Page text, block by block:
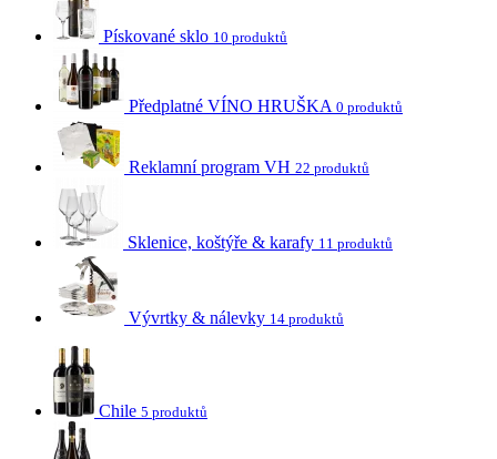
Pískované sklo 10 produktů
Předplatné VÍNO HRUŠKA 0 produktů
Reklamní program VH 22 produktů
Sklenice, koštýře & karafy 11 produktů
Vývrtky & nálevky 14 produktů
Chile 5 produktů